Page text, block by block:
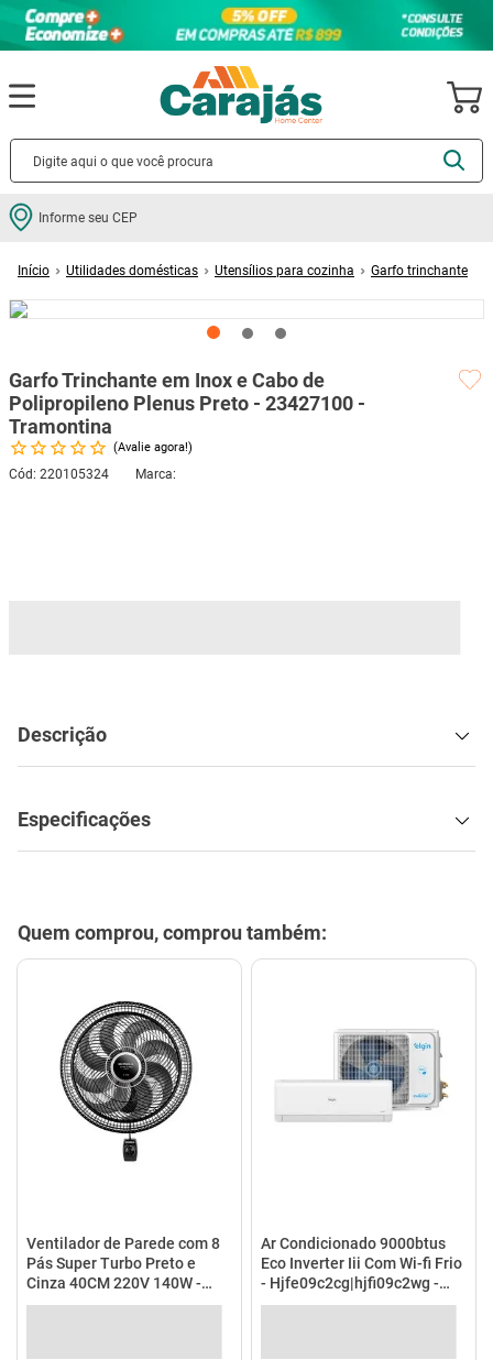
Informe seu CEP
Utilidades domésticas Utensílios para cozinha
Garfo trinchante
- Tramontina
Garfo Trinchante em Inox e Cabo de
Polipropileno Plenus Preto - 23427100 -
Tramontina
Avalie agora!
Cód: 220105324
Descrição
Especificações
Quem comprou, comprou também:
Ventilador de Parede com 8
Pás Super Turbo Preto e
Cinza 40CM 220V 140W -
VTX-40P-8P - Mondial
Ar Condicionado 9000btus
Eco Inverter Iii Com Wi-fi Frio
- Hjfe09c2cg|hjfi09c2wg -
Elgin
Termos mais buscados
2º porcelanato
5º porta
º vaso sanitário
7º tinta
cadeira